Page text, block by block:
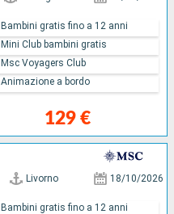
129 €
Bambini gratis fino a 12 anni
Mini Club bambini gratis
Msc Voyagers Club
Animazione a bordo
Livorno 18/10/2026
Bambini gratis fino a 12 anni